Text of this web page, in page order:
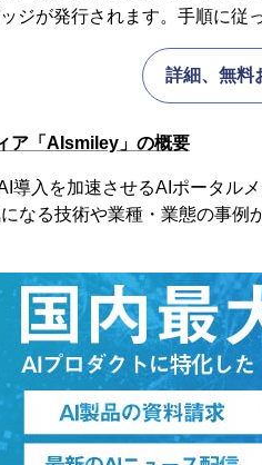
ジが発行されます。手順に
詳細、無料
ア「AIsmiley」の概要
導入を加速させるAIポータルメ
なる技術や業種・業態の事